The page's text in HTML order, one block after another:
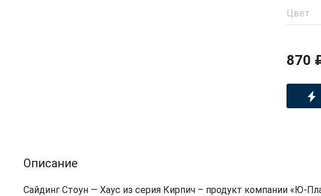
Цвет
870
Описание
Сайдинг Стоун — Хаус из серия Кирпич – продукт компании «Ю-